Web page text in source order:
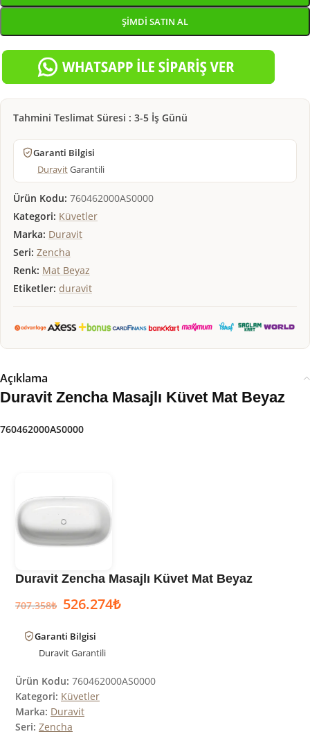
ŞIMDI SATIN AL
Tahmini Teslimat Süresi : 3-5 İş Günü
Garanti Bilgisi
DuravitGarantili
Ürün Kodu: 760462000AS0000
Kategori: Küvetler
Marka: Duravit
Seri: Zencha
Renk: Mat Beyaz
Etiketler: duravit
Açıklama
Duravit Zencha Masajlı Küvet Mat Beyaz
760462000AS0000
Duravit Zencha Masajlı Küvet Mat Beyaz
707.358₺ 526.274₺
Garanti Bilgisi
DuravitGarantili
Ürün Kodu: 760462000AS0000
Kategori: Küvetler
Marka: Duravit
Seri: Zencha